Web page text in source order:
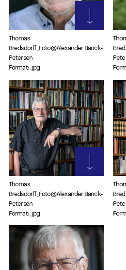
Thomas
Bredsdorff_Foto@Alexander Banck-
Petersen
Format: .jpg
Thomas
Bredsdorff_Foto@Alexander Banck-
Petersen
Format: .jpg